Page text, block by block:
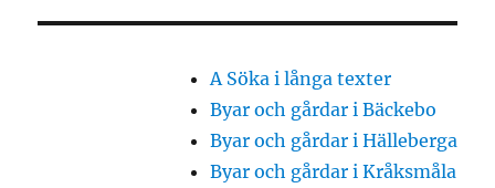
A Söka i långa texter
Byar och gårdar i Bäckebo
Byar och gårdar i Hälleberga
Byar och gårdar i Kråksmåla